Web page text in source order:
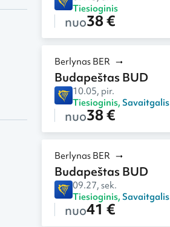
Tiesioginis
nuo38 €
Berlynas BER
Budapeštas BUD
10.05, pir.
Tiesioginis, Savaitgalis
nuo38 €
Berlynas BER
Budapeštas BUD
09.27, sek.
Tiesioginis, Savaitgalis
nuo41 €